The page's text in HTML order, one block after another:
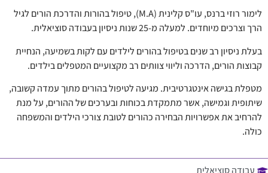
לימור רוזי ברנס, עו"ס קלינית (M.A), טיפול בהורות והדרכת הורים לגיל
הרך וצרכים מיוחדים. למעלה מ-25 שנות ניסיון בעבודה סוציאלית.
בעלת ניסיון רב שנים בטיפול בהורים לילדים עם לקות בשמיעה, הנחיית
קבוצות הורים, הדרכה וליווי צוותים רב מקצועיים המטפלים בילדים.
מטפלת בגישה אינטגרטיבית. מגיעה לטיפול בהורים מתוך עמדה קשובה,
שיתופית וגמישה, אשר מתמקדת בכוחות ובערכים של ההורים, על מנת
להרחיב את אפשרויות הבחירה כהורים לטובת צורכי הילדים והמשפחה
כולה.